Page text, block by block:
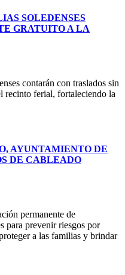
SOLEDENSES
GRATUITO A LA
contarán con traslados sin
recinto ferial, fortaleciendo la
AYUNTAMIENTO DE
DE CABLEADO
permanente de
para prevenir riesgos por
a las familias y brindar